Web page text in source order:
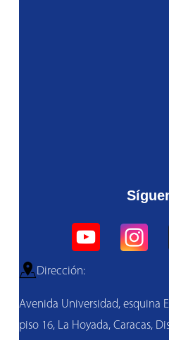
Dirección:
Avenida Universidad, esquina
piso 16, La Hoyada, Caracas,